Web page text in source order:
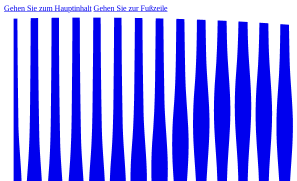
Gehen Sie zum Hauptinhalt Gehen Sie zur Fußzeile